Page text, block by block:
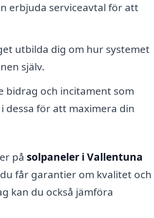
erbjuda serviceavtal för att
utbilda dig om hur systemet
själv.
bidrag och incitament som
dessa för att maximera din
på solpaneler i Vallentuna
får garantier om kvalitet och
kan du också jämföra